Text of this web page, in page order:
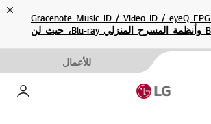
إشعار بإنهاء خدمات Gracenote Music ID / Video ID / eyeQ EPG
لأجهزة مشغّل Blu-ray وأنظمة المسرح المنزلي Blu-ray، حيث لن
للأعمال